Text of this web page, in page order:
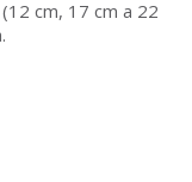
cm, 17 cm a 22